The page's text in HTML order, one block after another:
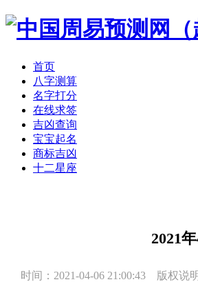
首页
八字测算
名字打分
在线求签
吉凶查询
宝宝起名
商标吉凶
十二星座
2021
时间：2021-04-06 21:00:43 版权说